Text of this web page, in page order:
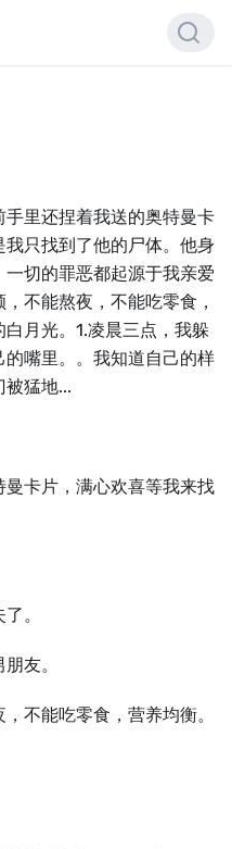
里还捏着我送的奥特曼卡
只找到了他的尸体。他身
切的罪恶都起源于我亲爱
不能熬夜，不能吃零食，
月光。1.凌晨三点，我躲
嘴里。。我知道自己的样
猛地...
卡片，满心欢喜等我来找
。
友。
不能吃零食，营养均衡。